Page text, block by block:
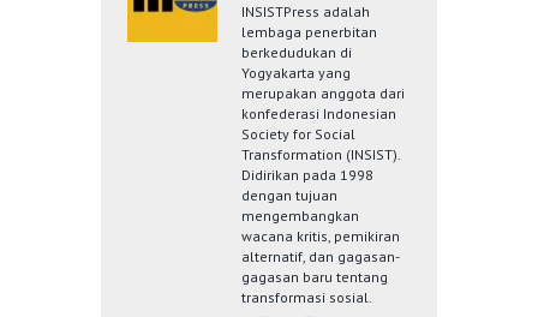
INSISTPress adalah
lembaga penerbitan
berkedudukan di
Yogyakarta yang
merupakan anggota dari
konfederasi Indonesian
Society for Social
Transformation (INSIST).
Didirikan pada 1998
dengan tujuan
mengembangkan
wacana kritis, pemikiran
alternatif, dan gagasan-
gagasan baru tentang
transformasi sosial.